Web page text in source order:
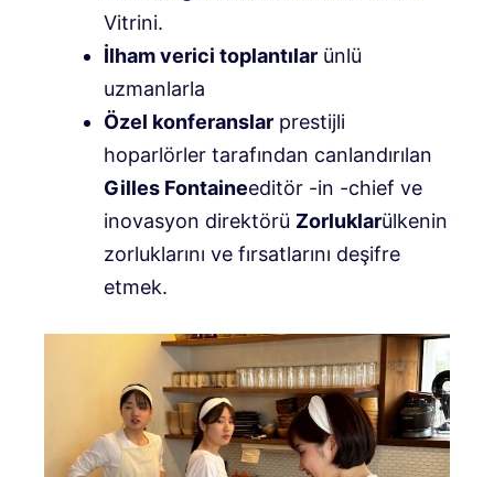
Vitrini.
İlham verici toplantılar ünlü
uzmanlarla
Özel konferanslar prestijli
hoparlörler tarafından canlandırılan
Gilles Fontaineeditör -in -chief ve
inovasyon direktörü Zorluklarülkenin
zorluklarını ve fırsatlarını deşifre
etmek.